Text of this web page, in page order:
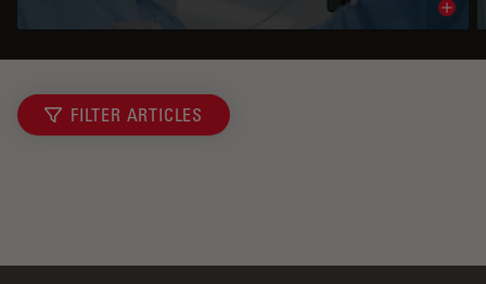
FILTER ARTICLES